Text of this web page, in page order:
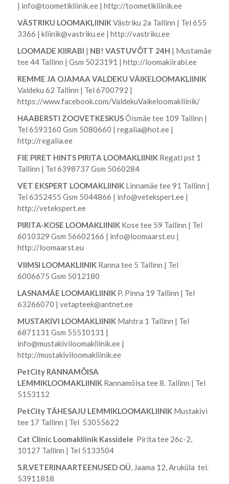
| info@toometikliinik.ee| http://toometikliinik.ee
VÄSTRIKU LOOMAKLIINIKVästriku 2a Tallinn | Tel 655
3366 | kliinik@vastriku.ee| http://vastriku.ee
LOOMADE KIIRABI | NB! VASTUVÕTT 24H | Mustamäe
tee 44 Tallinn | Gsm 5023191 | http://loomakiirabi.ee
REMME JA OJAMAA VALDEKU VÄIKELOOMAKLIINIK
Valdeku 62 Tallinn | Tel 6700792 |
https://www.facebook.com/ValdekuVaikeloomakliinik/
HAABERSTI ZOOVETKESKUSÕismäe tee 109 Tallinn |
Tel 6593160 Gsm 5080660 | regalia@hot.ee|
http://regalia.ee
FIE PIRET HINTS PIRITA LOOMAKLIINIKRegati pst 1
Tallinn | Tel 6398737 Gsm 5060284
VET EKSPERT LOOMAKLIINIKLinnamäe tee 91 Tallinn |
Tel 6352455 Gsm 5044866 | info@vetekspert.ee|
http://vetekspert.ee
PIRITA-KOSE LOOMAKLIINIKKose tee 59 Tallinn | Tel
6010329 Gsm 56602166 | info@loomaarst.eu |
http://loomaarst.eu
VIIMSI LOOMAKLIINIKRanna tee 5 Tallinn | Tel
6006675 Gsm 5012180
LASNAMÄE LOOMAKLIINIKP. Pinna 19 Tallinn | Tel
63266070 | vetapteek@antnet.ee
MUSTAKIVI LOOMAKLIINIKMahtra 1 Tallinn | Tel
6871131 Gsm 55510131 |
info@mustakiviloomakliinik.ee|
http://mustakiviloomakliinik.ee
PetCity RANNAMÕISA
LEMMIKLOOMAKLIINIK Rannamõisa tee 8. Tallinn | Tel
5153112
PetCity TÄHESAJU LEMMIKLOOMAKLIINIKMustakivi
tee 17 Tallinn | Tel 53055622
Cat Clinic Loomakliinik Kassidele Pirita tee 26c-2,
10127 Tallinn | Tel 5133504
S.R.VETERINAARTEENUSED OÜ, Jaama 12, Aruküla tel.
53911818